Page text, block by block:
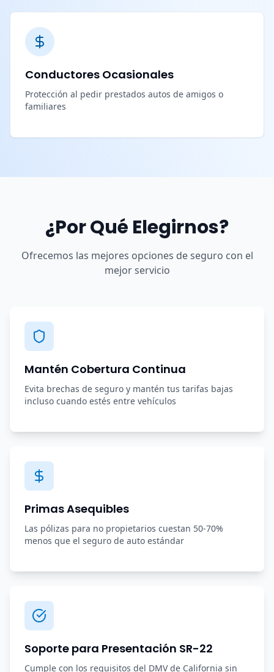
Conductores Ocasionales
Protección al pedir prestados autos de amigos o
familiares
¿Por Qué Elegirnos?
Ofrecemos las mejores opciones de seguro con el
mejor servicio
Mantén Cobertura Continua
Evita brechas de seguro y mantén tus tarifas bajas
incluso cuando estés entre vehículos
Primas Asequibles
Las pólizas para no propietarios cuestan 50-70%
menos que el seguro de auto estándar
Soporte para Presentación SR-22
Cumple con los requisitos del DMV de California sin